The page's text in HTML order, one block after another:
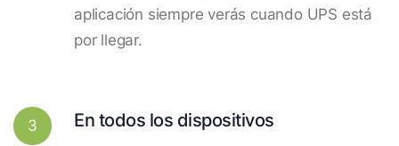
aplicación siempre verás cuando UPS está
por llegar.
3 En todos los dispositivos